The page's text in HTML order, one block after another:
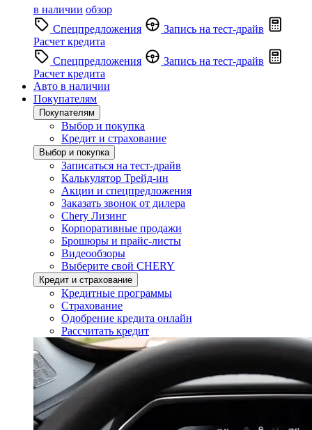
в наличии обзор
Спецпредложения
Запись на тест-драйв
Расчет кредита
Спецпредложения
Запись на тест-драйв
Расчет кредита
Авто в наличии
Покупателям
Покупателям
Выбор и покупка
Кредит и страхование
Выбор и покупка
Записаться на тест-драйв
Калькулятор Трейд-ин
Акции и спецпредложения
Заказать звонок от дилера
Chery Лизинг
Корпоративные продажи
Брошюры и прайс-листы
Видеообзоры
Выберите свой CHERY
Кредит и страхование
Кредитные программы
Страхование
Одобрение кредита онлайн
Рассчитать кредит